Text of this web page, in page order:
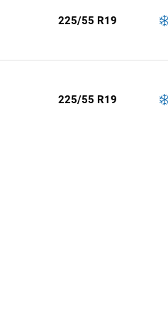
225/55 R19
225/55 R19